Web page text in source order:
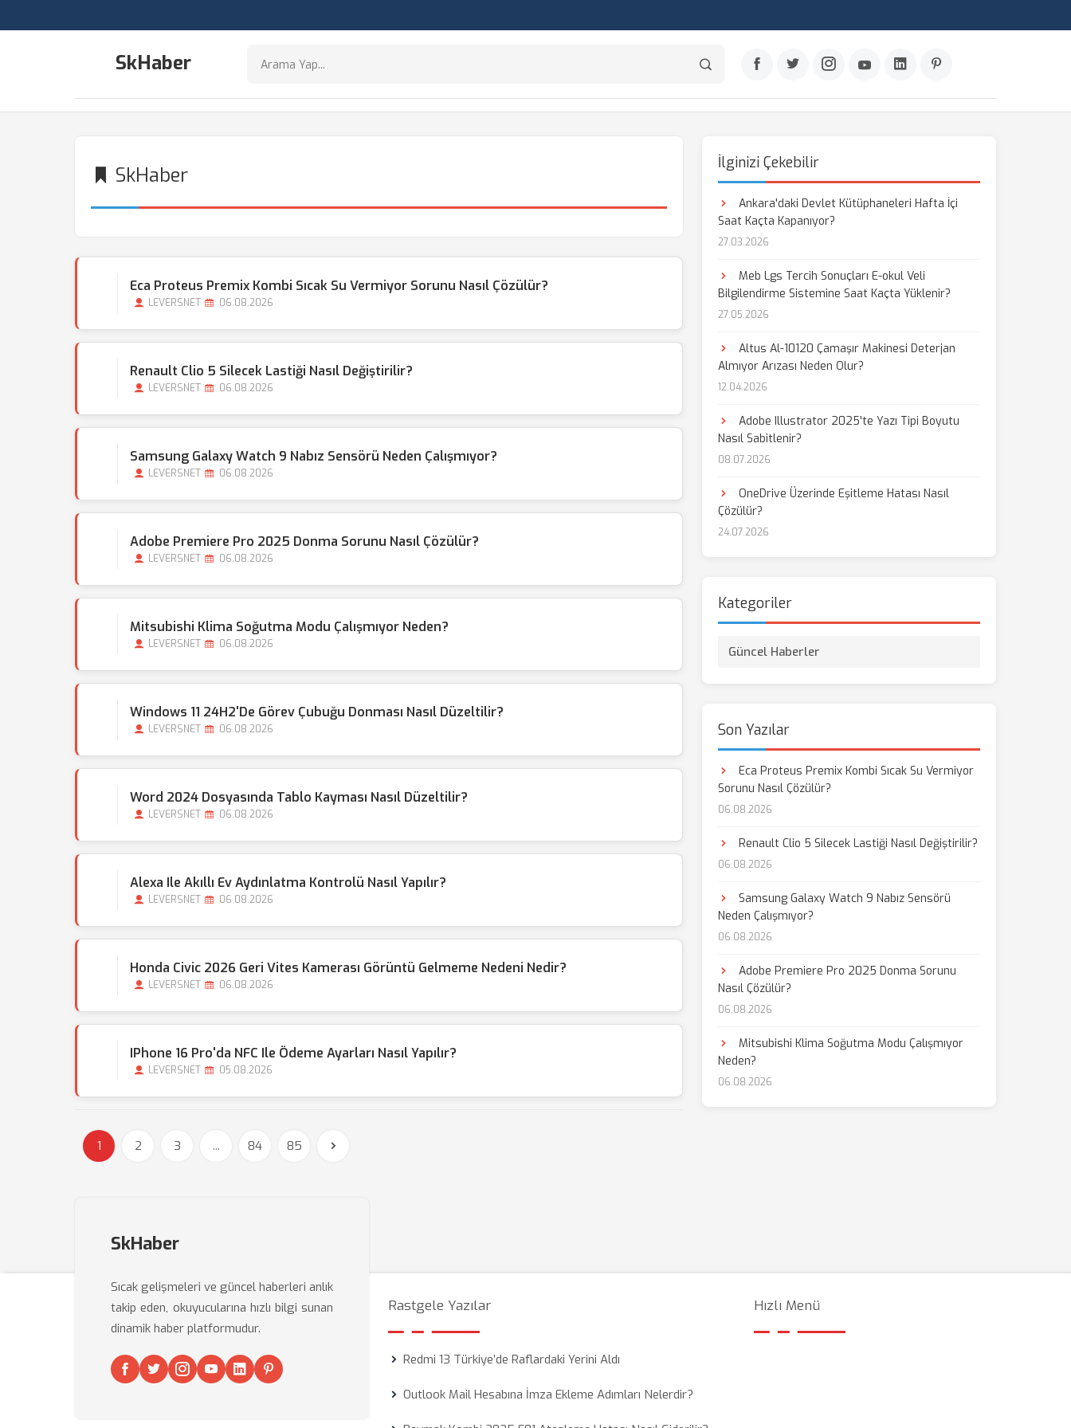
SkHaber
SkHaber
Eca Proteus Premix Kombi Sıcak Su Vermiyor Sorunu Nasıl Çözülür?
LEVERSNET 06.08.2026
Renault Clio 5 Silecek Lastiği Nasıl Değiştirilir?
LEVERSNET 06.08.2026
Samsung Galaxy Watch 9 Nabız Sensörü Neden Çalışmıyor?
LEVERSNET 06.08.2026
Adobe Premiere Pro 2025 Donma Sorunu Nasıl Çözülür?
LEVERSNET 06.08.2026
Mitsubishi Klima Soğutma Modu Çalışmıyor Neden?
LEVERSNET 06.08.2026
Windows 11 24H2'de Görev Çubuğu Donması Nasıl Düzeltilir?
LEVERSNET 06.08.2026
Word 2024 Dosyasında Tablo Kayması Nasıl Düzeltilir?
LEVERSNET 06.08.2026
Alexa Ile Akıllı Ev Aydınlatma Kontrolü Nasıl Yapılır?
LEVERSNET 06.08.2026
Honda Civic 2026 Geri Vites Kamerası Görüntü Gelmeme Nedeni Nedir?
LEVERSNET 06.08.2026
IPhone 16 Pro'da NFC Ile Ödeme Ayarları Nasıl Yapılır?
LEVERSNET 05.08.2026
1 2 3 ... 84 85
İlginizi Çekebilir
Ankara'daki Devlet Kütüphaneleri Hafta İçi
Saat Kaçta Kapanıyor?
27.03.2026
Meb Lgs Tercih Sonuçları E-okul Veli
Bilgilendirme Sistemine Saat Kaçta Yüklenir?
27.05.2026
Altus Al-10120 Çamaşır Makinesi Deterjan
Almıyor Arızası Neden Olur?
12.04.2026
Adobe Illustrator 2025'te Yazı Tipi Boyutu
Nasıl Sabitlenir?
08.07.2026
OneDrive Üzerinde Eşitleme Hatası Nasıl
Çözülür?
24.07.2026
Kategoriler
Güncel Haberler
Son Yazılar
Eca Proteus Premix Kombi Sıcak Su Vermiyor
Sorunu Nasıl Çözülür?
06.08.2026
Renault Clio 5 Silecek Lastiği Nasıl Değiştirilir?
06.08.2026
Samsung Galaxy Watch 9 Nabız Sensörü
Neden Çalışmıyor?
06.08.2026
Adobe Premiere Pro 2025 Donma Sorunu
Nasıl Çözülür?
06.08.2026
Mitsubishi Klima Soğutma Modu Çalışmıyor
Neden?
06.08.2026
SkHaber
Sıcak gelişmeleri ve güncel haberleri anlık
takip eden, okuyucularına hızlı bilgi sunan
dinamik haber platformudur.
Rastgele Yazılar
Redmi 13 Türkiye’de Raflardaki Yerini Aldı
Outlook Mail Hesabına İmza Ekleme Adımları Nelerdir?
Hızlı Menü